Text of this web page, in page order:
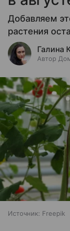
Добавляем
растения
Галина
Автор
Источник: Freepik